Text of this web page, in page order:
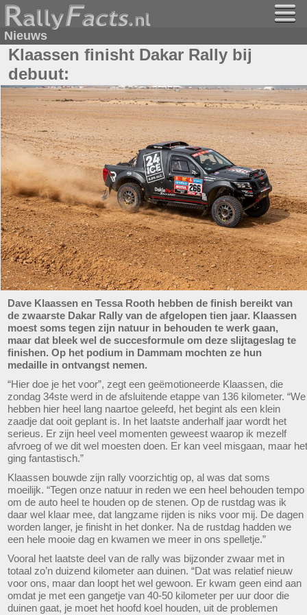
Nieuws
Klaassen finisht Dakar Rally bij
debuut:
Dave Klaassen en Tessa Rooth hebben de finish bereikt van
de zwaarste Dakar Rally van de afgelopen tien jaar. Klaassen
moest soms tegen zijn natuur in behouden te werk gaan,
maar dat bleek wel de succesformule om deze slijtageslag te
finishen. Op het podium in Dammam mochten ze hun
medaille in ontvangst nemen.
“Hier doe je het voor”, zegt een geëmotioneerde Klaassen, die
zondag 34ste werd in de afsluitende etappe van 136 kilometer. “We
hebben hier heel lang naartoe geleefd, het begint als een klein
zaadje dat ooit geplant is. In het laatste anderhalf jaar wordt het
serieus. Er zijn heel veel momenten geweest waarop ik mezelf
afvroeg of we dit wel moesten doen. Er kan veel misgaan, maar het
ging fantastisch.”
Klaassen bouwde zijn rally voorzichtig op, al was dat soms
moeilijk. “Tegen onze natuur in reden we een heel behouden tempo
om de auto heel te houden op de stenen. Op de rustdag was ik
daar wel klaar mee, dat langzame rijden is niks voor mij. De dagen
worden langer, je finisht in het donker. Na de rustdag hadden we
een hele mooie dag en kwamen we meer in ons spelletje.”
Vooral het laatste deel van de rally was bijzonder zwaar met in
totaal zo’n duizend kilometer aan duinen. “Dat was relatief nieuw
voor ons, maar dan loopt het wel gewoon. Er kwam geen eind aan
omdat je met een gangetje van 40-50 kilometer per uur door die
duinen gaat, je moet het hoofd koel houden, uit de problemen